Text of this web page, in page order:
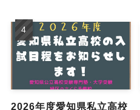
2026年度愛知県私立高校